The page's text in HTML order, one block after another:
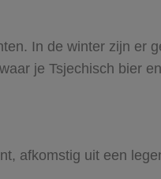
In de winter zijn er
je Tsjechisch bier
afkomstig uit een